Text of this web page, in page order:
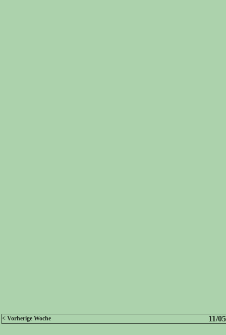
< Vorherige Woche 11/